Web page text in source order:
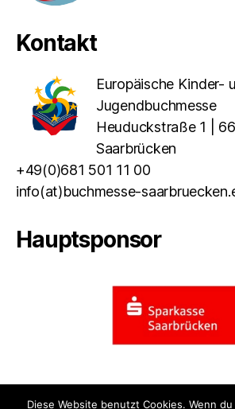
Kontakt
Europäische Kinder-
Jugendbuchmesse
Heuduckstraße 1 |
Saarbrücken
+49(0)681 501 11 00
info(at)buchmesse-
Hauptsponsor
Diese Website benutzt Cookies. Wenn